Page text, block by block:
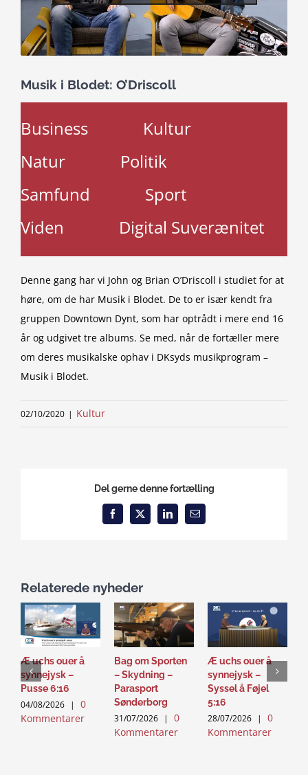
Musik i Blodet: O’Driscoll
Business
Kultur
Natur
Politik
Samfund
Sport
Viden
Digital Suverænitet
Denne gang har vi John og Brian O’Driscoll i studiet for at
høre, om de har Musik i Blodet. De to er især kendt fra
gruppen Downtown Dynt, som har optrådt i mere end 16
år og udgivet tre albums. Se med, når de fortæller mere
om deres musikalske ophav i DKsyds musikprogram –
Musik i Blodet.
02/10/2020 | Kultur
Del gerne denne fortælling
Facebook
X LinkedInEmail
Relaterede nyheder
Æ uchs ouer å
synnejysk –
Pusse 6:16
04/08/2026 |
0
Kommentarer
Bag om Sporten
– Skydning –
Parasport
Sønderborg
31/07/2026 |
0
Kommentarer
Æ uchs ouer å
synnejysk –
Syssel å Føjel
5:16
28/07/2026 |
0
Kommentarer